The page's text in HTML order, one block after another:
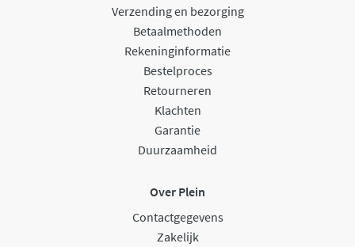
Verzending en bezorging
Betaalmethoden
Rekeninginformatie
Bestelproces
Retourneren
Klachten
Garantie
Duurzaamheid
Over Plein
Contactgegevens
Zakelijk